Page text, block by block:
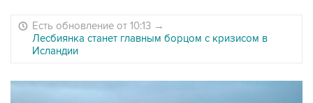
Есть обновление от 10:13 →
Лесбиянка станет главным борцом с кризисом в
Исландии